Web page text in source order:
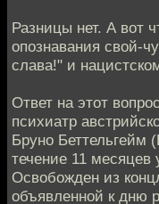
Разницы нет. А вот
опознавания свой-
слава!" и
Ответ на этот
психиатр
Бруно Беттельгейм
течение 11
Освобожден из
объявленной к дню